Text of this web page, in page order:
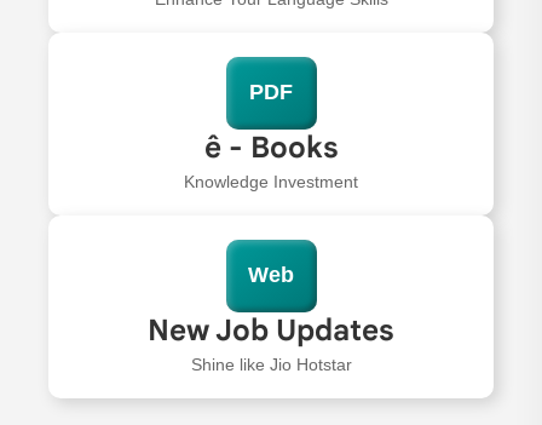
PDF
ê - Books
Knowledge Investment
Web
New Job Updates
Shine like Jio Hotstar